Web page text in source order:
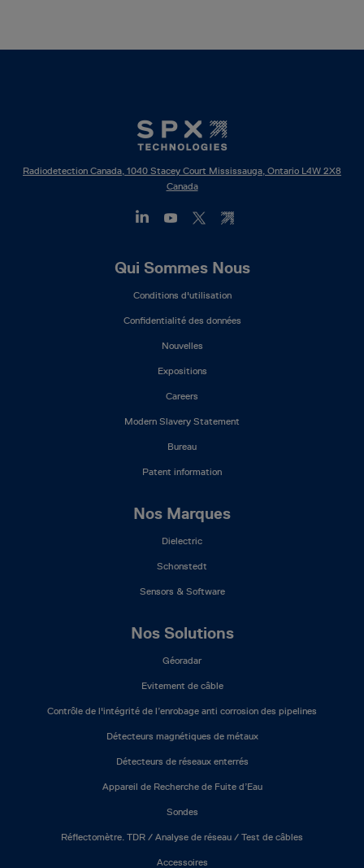
Radiodetection Canada, 1040 Stacey Court Mississauga, Ontario L4W 2X8
Canada
Qui Sommes Nous
Conditions d'utilisation
Confidentialité des données
Nouvelles
Expositions
Careers
Modern Slavery Statement
Bureau
Patent information
Nos Marques
Dielectric
Schonstedt
Sensors & Software
Nos Solutions
Géoradar
Evitement de câble
Contrôle de l'intégrité de l’enrobage anti corrosion des pipelines
Détecteurs magnétiques de métaux
Détecteurs de réseaux enterrés
Appareil de Recherche de Fuite d’Eau
Sondes
Réflectomètre. TDR / Analyse de réseau / Test de câbles
Accessoires